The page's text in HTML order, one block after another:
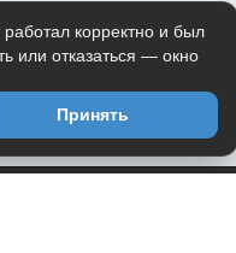
корректно и был
или отказаться — окно
Принять